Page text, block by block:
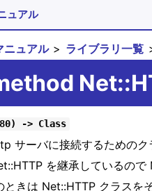
ュアル
ュアル ライブラリ一覧
-> Class
サーバに接続するためのク
を継承しているの
きは Net::HTTP クラスを